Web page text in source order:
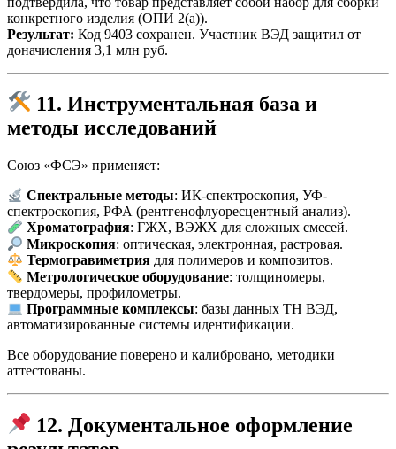
конкретного изделия (ОПИ 2(а)).
Результат: Код 9403 сохранен. Участник ВЭД защитил от
доначисления 3,1 млн руб.
11. Инструментальная база и
методы исследований
Союз «ФСЭ» применяет:
Спектральные методы: ИК-спектроскопия, УФ-
спектроскопия, РФА (рентгенофлуоресцентный анализ).
Хроматография: ГЖХ, ВЭЖХ для сложных смесей.
Микроскопия: оптическая, электронная, растровая.
Термогравиметрия для полимеров и композитов.
Метрологическое оборудование: толщиномеры,
твердомеры, профилометры.
Программные комплексы: базы данных ТН ВЭД,
автоматизированные системы идентификации.
Все оборудование поверено и калибровано, методики
аттестованы.
12. Документальное оформление